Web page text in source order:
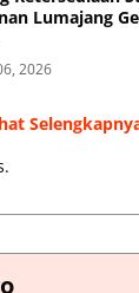
Lumajang
2026